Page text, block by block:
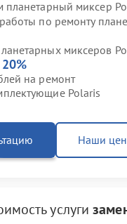
планетарный миксер
по ремонту
миксеров
20%
на ремонт
Polaris
Наши
услуги